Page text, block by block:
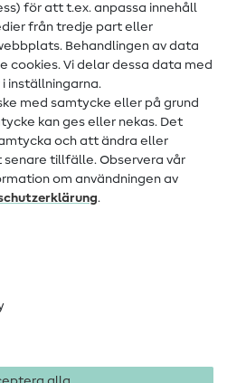
för att t.ex. anpassa innehåll
från tredje part eller
Behandlingen av data
cookies. Vi delar dessa data med
inställningarna.
med samtycke eller på grund
kan ges eller nekas. Det
och att ändra eller
tillfälle. Observera vår
om användningen av
.